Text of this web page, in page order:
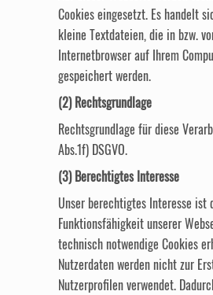
Cookies eingesetzt. Es handelt
kleine Textdateien, die in bzw.
Internetbrowser auf Ihrem
gespeichert werden.
(2) Rechtsgrundlage
Rechtsgrundlage für diese
Abs.1f) DSGVO.
(3) Berechtigtes Interesse
Unser berechtigtes Interesse ist
Funktionsfähigkeit unserer
technisch notwendige Cookies
Nutzerdaten werden nicht zur
Nutzerprofilen verwendet.